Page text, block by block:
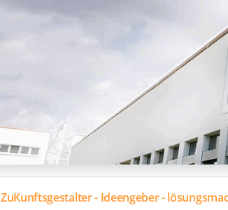
ZuKunftsgestalter - Ideengeber -